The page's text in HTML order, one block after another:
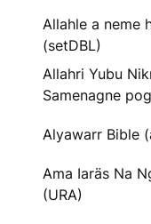
Allahle a neme
(setDBL)
Allahri Yubu
Samenagne
Alyawarr Bible
Ama Iaräs Na
(URA)